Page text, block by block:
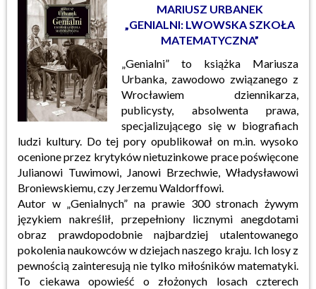
MARIUSZ URBANEK
„GENIALNI: LWOWSKA SZKOŁA
MATEMATYCZNA”
„Genialni” to książka Mariusza
Urbanka, zawodowo związanego z
Wrocławiem dziennikarza,
publicysty, absolwenta prawa,
specjalizującego się w biografiach
ludzi kultury. Do tej pory opublikował on m.in. wysoko
ocenione przez krytyków nietuzinkowe prace poświęcone
Julianowi Tuwimowi, Janowi Brzechwie, Władysławowi
Broniewskiemu, czy Jerzemu Waldorffowi.
Autor w „Genialnych” na prawie 300 stronach żywym
językiem nakreślił, przepełniony licznymi anegdotami
obraz prawdopodobnie najbardziej utalentowanego
pokolenia naukowców w dziejach naszego kraju. Ich losy z
pewnością zainteresują nie tylko miłośników matematyki.
To ciekawa opowieść o złożonych losach czterech